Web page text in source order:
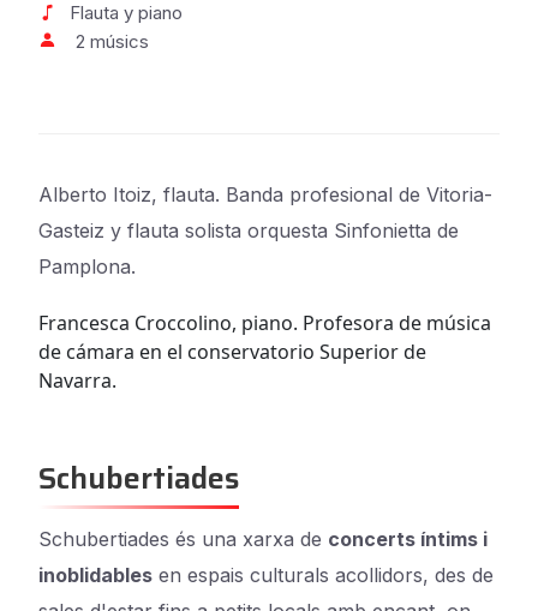
Flauta y piano
2 músics
Alberto Itoiz, flauta. Banda profesional de Vitoria-
Gasteiz y flauta solista orquesta Sinfonietta de
Pamplona.
Francesca Croccolino, piano. Profesora de música
de cámara en el conservatorio Superior de
Navarra.
Schubertiades
Schubertiades és una xarxa de concerts íntims i
inoblidables en espais culturals acollidors, des de